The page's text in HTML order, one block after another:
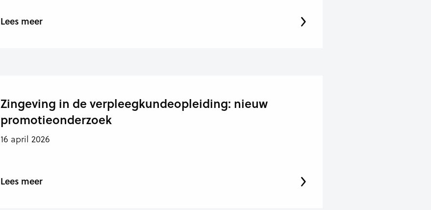
Lees meer
Zingeving in de verpleegkundeopleiding: nieuw
promotieonderzoek
16 april 2026
Lees meer